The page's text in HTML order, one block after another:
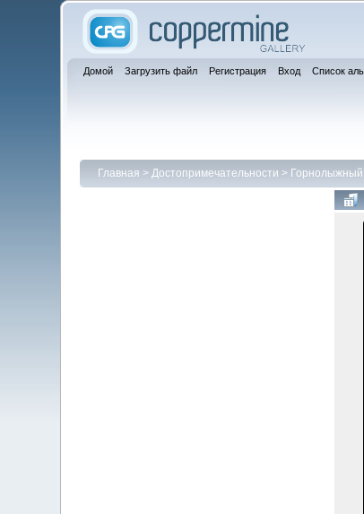
Домой Загрузить файл Регистрация Вход Список
Главная > Достопримечательности > Горнолыжный